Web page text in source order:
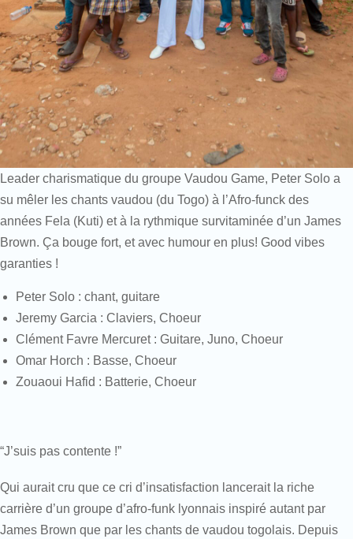
Leader charismatique du groupe Vaudou Game, Peter Solo a
su mêler les chants vaudou (du Togo) à l’Afro-funck des
années Fela (Kuti) et à la rythmique survitaminée d’un James
Brown. Ça bouge fort, et avec humour en plus! Good vibes
garanties !
Peter Solo : chant, guitare
Jeremy Garcia : Claviers, Choeur
Clément Favre Mercuret : Guitare, Juno, Choeur
Omar Horch : Basse, Choeur
Zouaoui Hafid : Batterie, Choeur
“J’suis pas contente !”
Qui aurait cru que ce cri d’insatisfaction lancerait la riche
carrière d’un groupe d’afro-funk lyonnais inspiré autant par
James Brown que par les chants de vaudou togolais. Depuis